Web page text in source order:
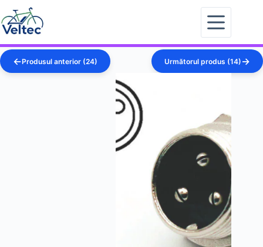
la
conținut
Produsul anterior (24) Următorul produs (14)